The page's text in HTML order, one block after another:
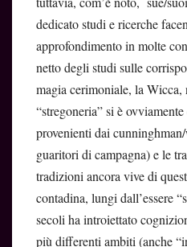
dedicato studi e ricerche
approfondimento in molte
netto degli studi sulle
magia cerimoniale, la Wicca,
“stregoneria” si è
provenienti dai
guaritori di campagna) e le
tradizioni ancora vive di
contadina, lungi dall’essere
secoli ha introiettato
più differenti ambiti (anche